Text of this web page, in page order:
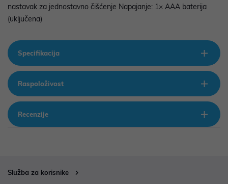
nastavak za jednostavno čišćenje Napajanje: 1× AAA baterija
(uključena)
Specifikacija
Raspoloživost
Recenzije
Služba za korisnike